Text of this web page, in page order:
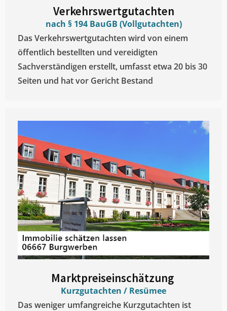
Verkehrswertgutachten
nach § 194 BauGB (Vollgutachten)
Das Verkehrswertgutachten wird von einem
öffentlich bestellten und vereidigten
Sachverständigen erstellt, umfasst etwa 20 bis 30
Seiten und hat vor Gericht Bestand
Marktpreiseinschätzung ​
Kurzgutachten / Resümee
Das weniger umfangreiche Kurzgutachten ist